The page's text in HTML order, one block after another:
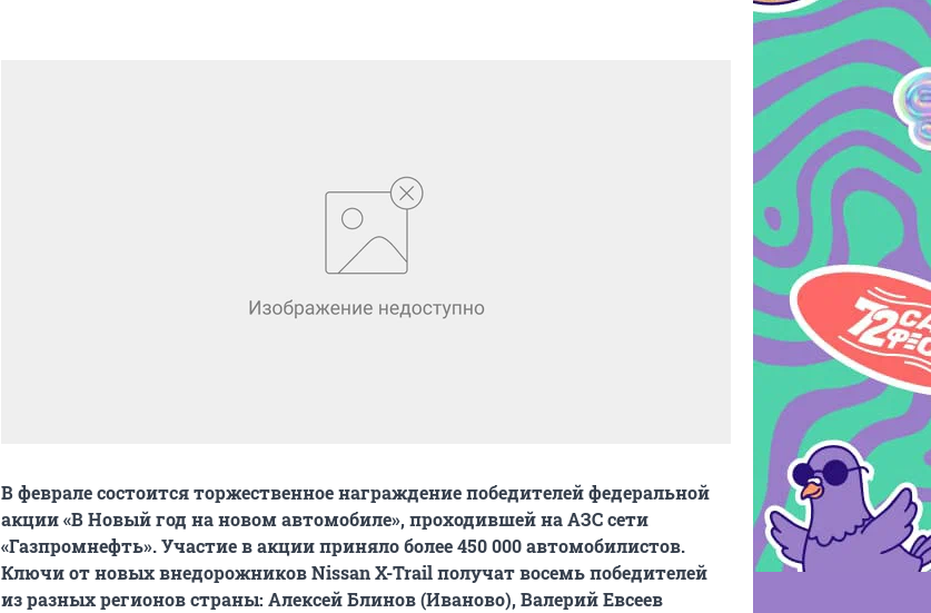
В феврале состоится торжественное награждение победителей федеральной
акции «В Новый год на новом автомобиле», проходившей на АЗС сети
«Газпромнефть». Участие в акции приняло более 450 000 автомобилистов.
Ключи от новых внедорожников Nissan X-Trail получат восемь победителей
из разных регионов страны: Алексей Блинов (Иваново), Валерий Евсеев